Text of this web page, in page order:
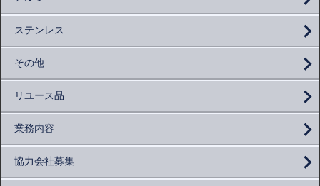
ステンレス
その他
リユース品
業務内容
協力会社募集